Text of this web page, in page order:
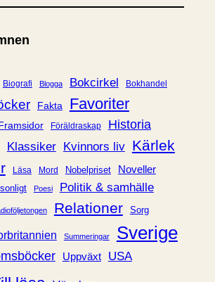
Biografi Blogga Bokcirkel Bokhandel
Fakta Favoriter
Föräldraskap Historia
Klassiker Kvinnors liv Kärlek
Läsa Mord Nobelpriset Noveller
Poesi
Politik & samhälle
Relationer Sorg
Summeringar Sverige
Uppväxt USA